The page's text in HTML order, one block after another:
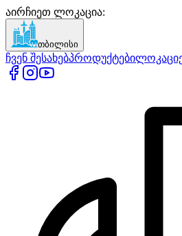
აირჩიეთ ლოკაცია:
თბილისი
ჩვენ შესახებპროდუქტები